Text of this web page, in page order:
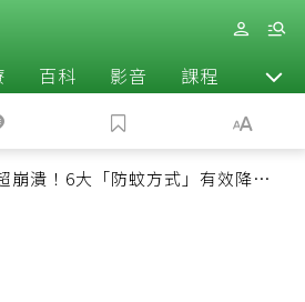
百科 影音 課程 退休
崩潰！6大「防蚊方式」有效降低被